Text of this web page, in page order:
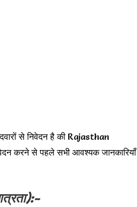
से निवेदन है की Rajasthan
से पहले सभी आवश्यक जानकारियाँ